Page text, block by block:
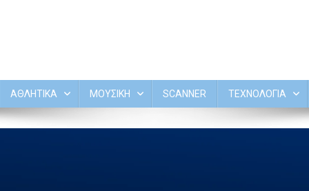
ΑΘΛΗΤΙΚΑ ΜΟΥΣΙΚΗ SCANNER ΤΕΧΝΟΛΟΓΙΑ